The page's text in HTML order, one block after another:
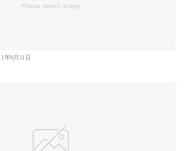
年8月31日